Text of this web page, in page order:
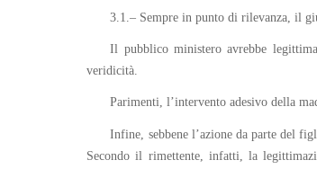
3.1.– Sempre in punto di rilevanza, il
Il pubblico ministero avrebbe
veridicità.
Parimenti, l’intervento adesivo della
Infine, sebbene l’azione da parte del
Secondo il rimettente, infatti, la